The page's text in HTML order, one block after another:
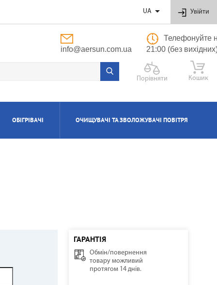
UA  Увійти
info@aersun.com.ua
Телефонуйте
21:00 (без
Порівняти Кошик
КОМПРЕСОРНО-КОНДЕНСАТОРНІ БЛОКИ
СОНЯЧНІ КОЛЕКТОРИ
КУЛЕРИ ДЛЯ ВОДИ
ОБІГРІВАЧІ
ТЕПЛОВІ ГАРМАТИ
ОЧИЩУВАЧІ ТА ЗВОЛОЖУВАЧІ ПОВІТРЯ
ГАРАНТІЯ
Обмін/повернення
товару можливий
протягом 14 днів.